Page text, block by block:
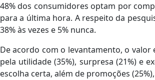
48% dos consumidores optam por
para a última hora. A respeito da
38% às vezes e 5% nunca.
De acordo com o levantamento, o
pela utilidade (35%), surpresa (21%) e
escolha certa, além de promoções